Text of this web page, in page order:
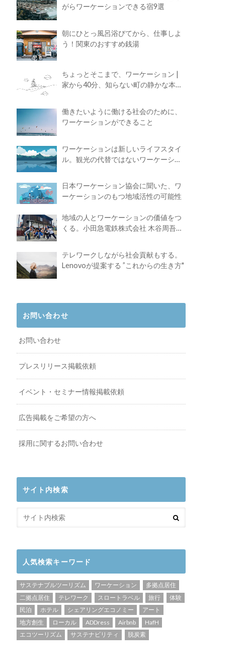
がらワーケーションできる宿9選
朝にひとっ風呂浴びてから、仕事しよ
う！関東のおすすめ銭湯
ちょっとそこまで、ワーケーション |
家から40分、知らない町の静かな本屋
働きたいように働ける社会のために、
ワーケーションができること
ワーケーションは新しいライフスタイ
ル。観光の代替ではないワーケーショ
日本ワーケーション協会に聞いた、ワ
ーケーションのもつ地域活性の可能性
地域の人とワーケーションの価値をつ
くる。小田急電鉄株式会社 木谷周吾さ
テレワークしながら社会貢献もする。
Lenovoが提案する ”これからの生き方"
お問い合わせ
お問い合わせ
プレスリリース掲載依頼
イベント・セミナー情報掲載依頼
広告掲載をご希望の方へ
採用に関するお問い合わせ
サイト内検索
人気検索キーワード
サステナブルツーリズム ワーケーション
多拠点居住
二拠点居住
テレワーク スロートラベル 旅行
体験
民泊
ホテル シェアリングエコノミー
アート
地方創生
ローカル ADDress Airbnb
HafH
エコツーリズム
サステナビリティ 脱炭素